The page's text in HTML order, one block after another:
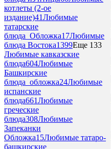
котлеты (2-ое
издание)41Любимые
татарские
блюда_Обложка17Любимые
блюда Востока1399Еще 133
Любимые кавказские
блюда604Любимые
Башкирские
блюда_обложка24Любимые
испанские
блюда661Любимые
греческие
блюда308Любимые
Запеканки
Обложка15Любимые татаро-
башкирские